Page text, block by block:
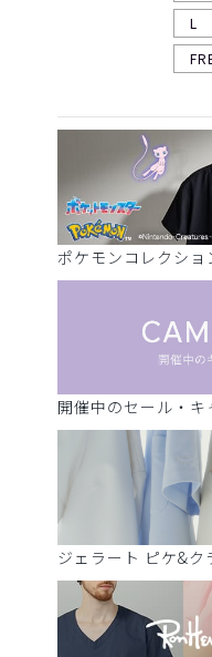
L
ポケモンコレクショ
開催中のセール・キ
ジェラート ピケ&ク